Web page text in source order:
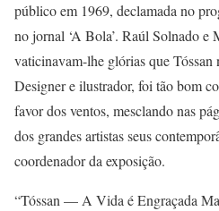
público em 1969, declamada no
no jornal ‘A Bola’. Raúl Solnado e
vaticinavam-lhe glórias que
Designer e ilustrador, foi tão bom
favor dos ventos, mesclando nas
dos grandes artistas seus
coordenador da exposição.
“Tóssan — A Vida é Engraçada